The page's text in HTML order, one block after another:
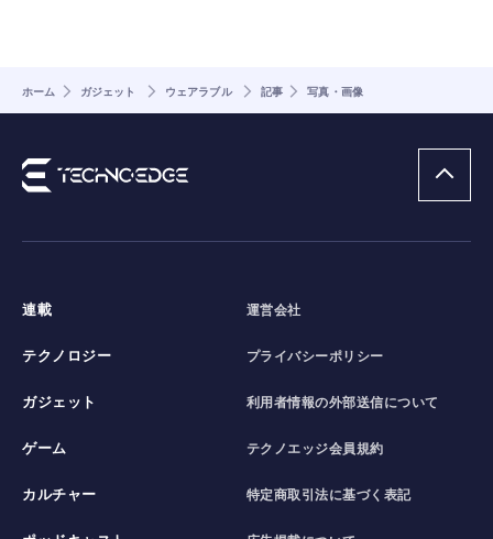
ホーム ガジェット ウェアラブル 記事 写真・画像
連載
テクノロジー
ガジェット
ゲーム
カルチャー
運営会社
プライバシーポリシー
利用者情報の外部送信について
テクノエッジ会員規約
特定商取引法に基づく表記